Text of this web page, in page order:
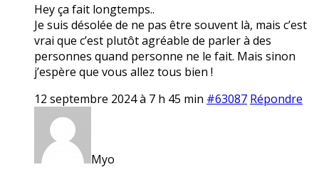
Hey ça fait longtemps..
Je suis désolée de ne pas être souvent là, mais c’est
vrai que c’est plutôt agréable de parler à des
personnes quand personne ne le fait. Mais sinon
j’espère que vous allez tous bien !
12 septembre 2024 à 7 h 45 min #63087 Répondre
Myo